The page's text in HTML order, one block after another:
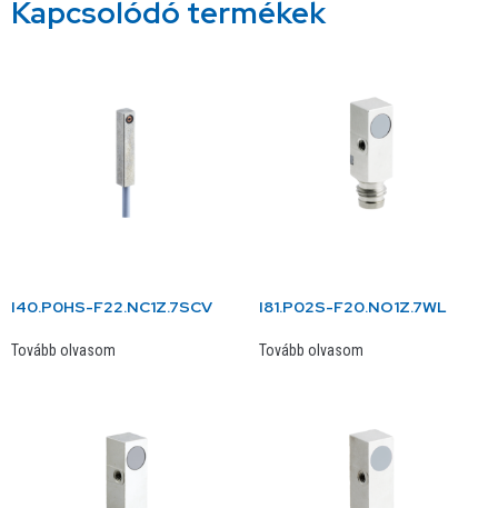
Kapcsolódó termékek
I40.P0HS-F22.NC1Z.7SCV
Tovább olvasom
I81.P02S-F20.NO1Z.7WL
Tovább olvasom